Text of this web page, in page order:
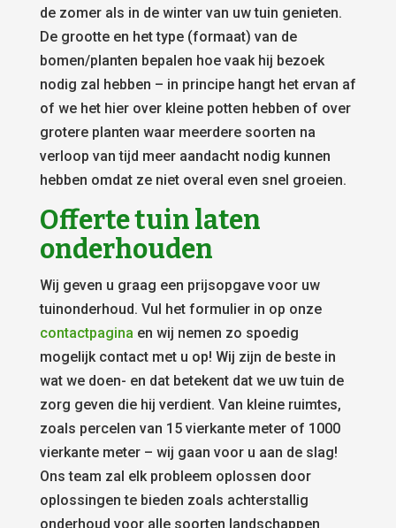
de zomer als in de winter van uw tuin genieten.
De grootte en het type (formaat) van de
bomen/planten bepalen hoe vaak hij bezoek
nodig zal hebben – in principe hangt het ervan af
of we het hier over kleine potten hebben of over
grotere planten waar meerdere soorten na
verloop van tijd meer aandacht nodig kunnen
hebben omdat ze niet overal even snel groeien.
Offerte tuin laten
onderhouden
Wij geven u graag een prijsopgave voor uw
tuinonderhoud. Vul het formulier in op onze
contactpagina en wij nemen zo spoedig
mogelijk contact met u op! Wij zijn de beste in
wat we doen- en dat betekent dat we uw tuin de
zorg geven die hij verdient. Van kleine ruimtes,
zoals percelen van 15 vierkante meter of 1000
vierkante meter – wij gaan voor u aan de slag!
Ons team zal elk probleem oplossen door
oplossingen te bieden zoals achterstallig
onderhoud voor alle soorten landschappen